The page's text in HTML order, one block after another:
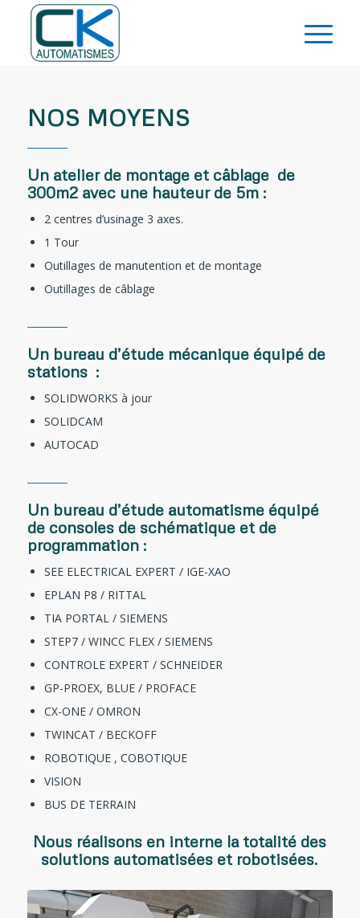
NOS MOYENS
Un atelier de montage et câblage de
300m2 avec une hauteur de 5m :
2 centres d’usinage 3 axes.
1 Tour
Outillages de manutention et de montage
Outillages de câblage
Un bureau d’étude mécanique équipé de
stations :
SOLIDWORKS à jour
SOLIDCAM
AUTOCAD
Un bureau d’étude automatisme équipé
de consoles de schématique et de
programmation :
SEE ELECTRICAL EXPERT / IGE-XAO
EPLAN P8 / RITTAL
TIA PORTAL / SIEMENS
STEP7 / WINCC FLEX / SIEMENS
CONTROLE EXPERT / SCHNEIDER
GP-PROEX, BLUE / PROFACE
CX-ONE / OMRON
TWINCAT / BECKOFF
ROBOTIQUE , COBOTIQUE
VISION
BUS DE TERRAIN
Nous réalisons en interne la totalité des
solutions automatisées et robotisées.